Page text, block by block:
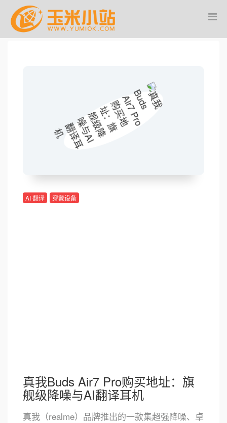
AI 翻译 穿戴设备
真我Buds Air7 Pro购买地址：旗
舰级降噪与AI翻译耳机
真我（realme）品牌推出的一款集超强降噪、卓